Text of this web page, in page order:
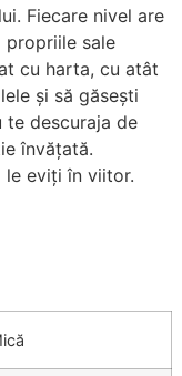
Fiecare nivel are
sale
cu harta, cu atât
și să găsești
te descuraja de
învățată.
le eviți în viitor.